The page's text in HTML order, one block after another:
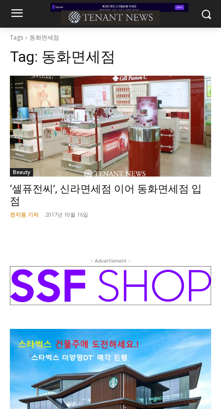
Tags 동화면세점
Tag: 동화면세점
Beauty
‘셀퓨전씨’, 신라면세점 이어 동화면세점 입
점
전지원 기자 - 2017년 10월 16일
- Advertisment -